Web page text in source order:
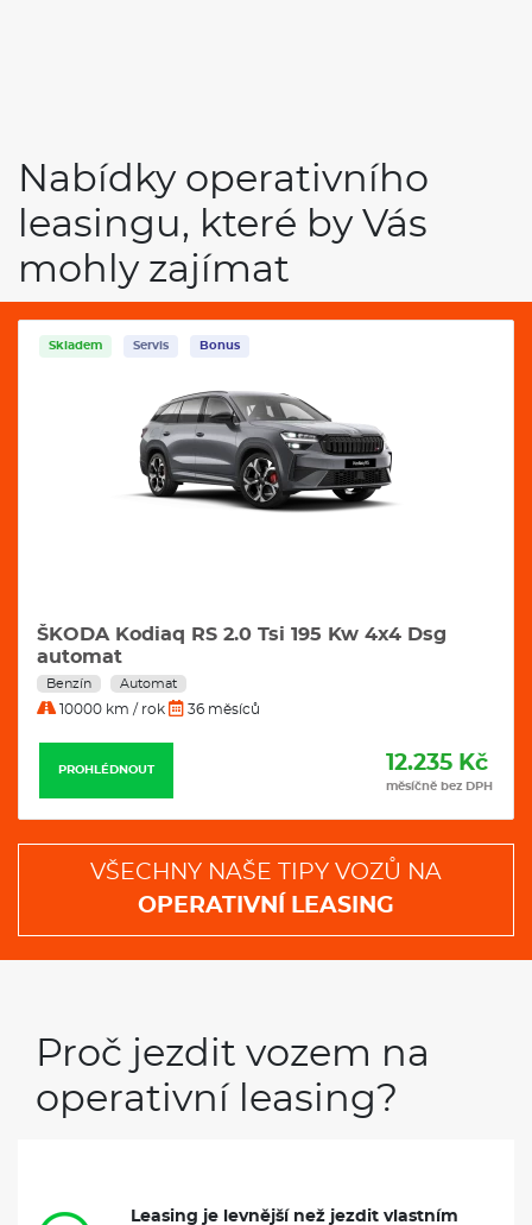
Nabídky operativního
leasingu, které by Vás
mohly zajímat
Skladem Servis Bonus
ŠKODA Kodiaq RS 2.0 Tsi 195 Kw 4x4 Dsg
automat
Benzín Automat
10000 km / rok 36 měsíců
PROHLÉDNOUT 12.235 Kč
měsíčně bez DPH
VŠECHNY NAŠE TIPY VOZŮ NA
OPERATIVNÍ LEASING
Proč jezdit vozem na
operativní leasing?
Leasing je levnější než jezdit vlastním